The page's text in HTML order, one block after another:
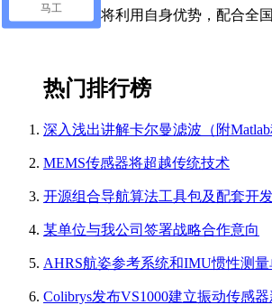
西安精准测控将利用自身优势，配合全
热门排行榜
深入浅出讲解卡尔曼滤波（附Matlab
MEMS传感器将超越传统技术
开源组合导航算法工具包及配套开
某单位与我公司签署战略合作意向
AHRS航姿参考系统和IMU惯性测量
Colibrys发布VS1000建立振动传感
马工